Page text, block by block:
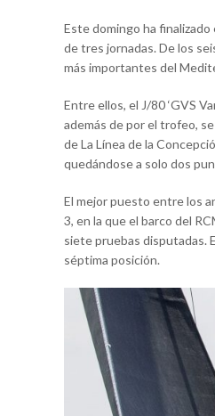
Este domingo ha
de tres jornadas. De los
más importantes del
Entre ellos, el J/80 ‘GVS
además de por el trofeo,
de La Línea de la
quedándose a solo dos
El mejor puesto entre los
3, en la que el barco del
siete pruebas disputadas.
séptima posición.